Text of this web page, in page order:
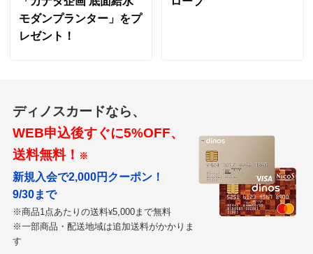
モダンプランター」をプ
レゼント！
ディノスカードなら、
WEB申込後すぐに5%OFF、
送料無料！ ※
新規入会で2,000円クーポン！
9/30まで
※商品1点あたりの送料¥5,000まで無料
※一部商品・配送地域は追加送料がかかりま
す